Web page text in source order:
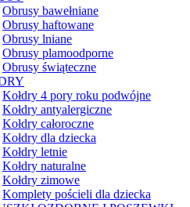
Obrusy bawełniane
Obrusy haftowane
Obrusy lniane
Obrusy plamoodporne
Obrusy świąteczne
Kołdry 4 pory roku podwójne
Kołdry antyalergiczne
Kołdry całoroczne
Kołdry dla dziecka
Kołdry letnie
Kołdry naturalne
Kołdry zimowe
Komplety pościeli dla dziecka